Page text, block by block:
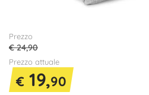
Prezzo
€ 24,90
Prezzo attuale
€ 19,90